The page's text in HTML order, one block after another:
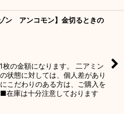
ゾン アンコモン】金切るときの
の金額になります。 二アミン
状態に対しては、個人差があり
こだわりのある方は、ご購入を
在庫は十分注意しております